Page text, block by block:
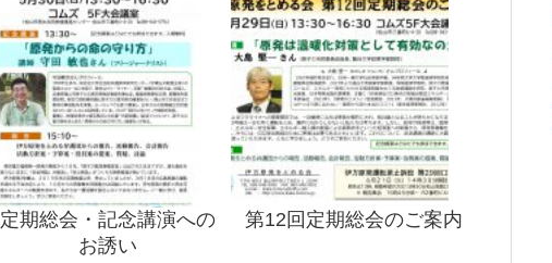
定期総会・記念講演への
お誘い
第12回定期総会のご案内